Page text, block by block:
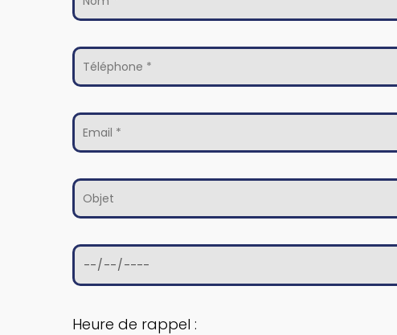
Heure de rappel :